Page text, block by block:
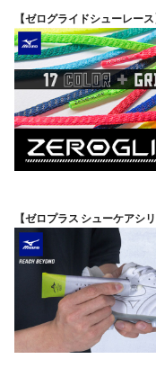
【ゼログライドシューレース
【ゼロプラス シューケアシリ